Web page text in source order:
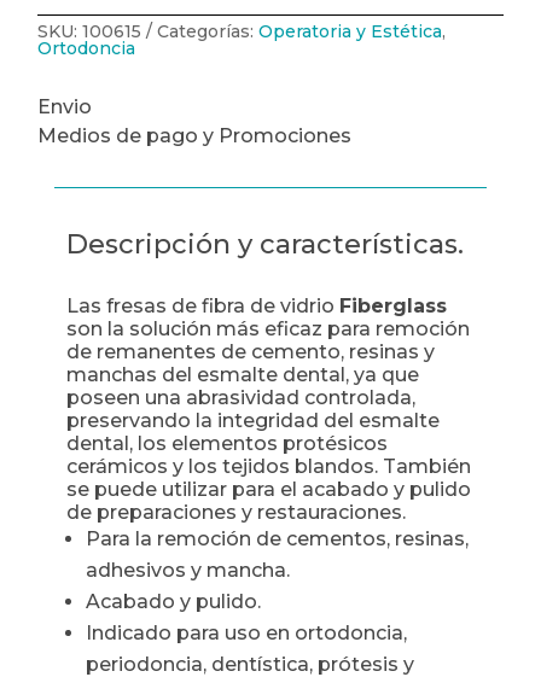
SKU:100615 Categorías:Operatoria y Estética,
Ortodoncia
Envio
Medios de pago y Promociones
Descripción y características.
Las fresas de fibra de vidrio Fiberglass
son la solución más eficaz para remoción
de remanentes de cemento, resinas y
manchas del esmalte dental, ya que
poseen una abrasividad controlada,
preservando la integridad del esmalte
dental, los elementos protésicos
cerámicos y los tejidos blandos. También
se puede utilizar para el acabado y pulido
de preparaciones y restauraciones.
Para la remoción de cementos, resinas,
adhesivos y mancha.
Acabado y pulido.
Indicado para uso en ortodoncia,
periodoncia, dentística, prótesis y